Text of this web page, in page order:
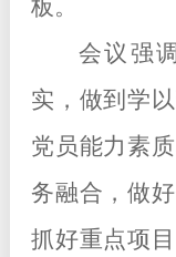
板。
会议强
实，做到学
党员能力素
务融合，做
抓好重点项